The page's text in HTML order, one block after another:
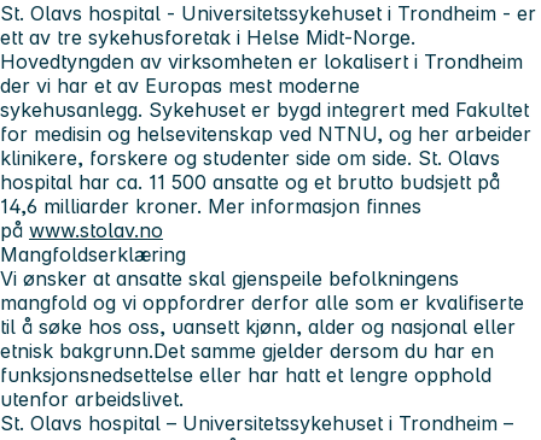
St. Olavs hospital - Universitetssykehuset i Trondheim - er
ett av tre sykehusforetak i Helse Midt-Norge.
Hovedtyngden av virksomheten er lokalisert i Trondheim
der vi har et av Europas mest moderne
sykehusanlegg. Sykehuset er bygd integrert med Fakultet
for medisin og helsevitenskap ved NTNU, og her arbeider
klinikere, forskere og studenter side om side. St. Olavs
hospital har ca. 11 500 ansatte og et brutto budsjett på
14,6 milliarder kroner. Mer informasjon finnes
på www.stolav.no
Mangfoldserklæring
Vi ønsker at ansatte skal gjenspeile befolkningens
mangfold og vi oppfordrer derfor alle som er kvalifiserte
til å søke hos oss, uansett kjønn, alder og nasjonal eller
etnisk bakgrunn.Det samme gjelder dersom du har en
funksjonsnedsettelse eller har hatt et lengre opphold
utenfor arbeidslivet.
St. Olavs hospital – Universitetssykehuset i Trondheim –